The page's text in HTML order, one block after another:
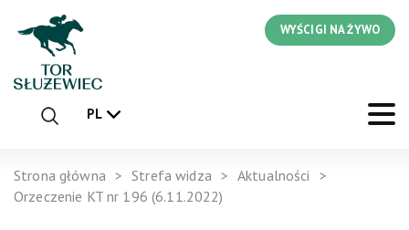
WYŚCIGI NA ŻYWO
PL
Strona główna Strefa widza
Aktualności
Orzeczenie KT nr 196 (6.11.2022)